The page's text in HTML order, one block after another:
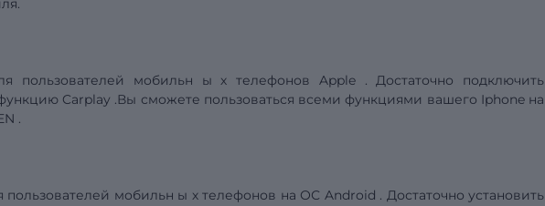
пользователей мобильн ы х телефонов Apple
. Достаточно подключить
Carplay .Вы сможете пользоваться всеми функциями вашего Iphone на
.
пользователей мобильн ы х телефонов на ОС Android . Достаточноустановить